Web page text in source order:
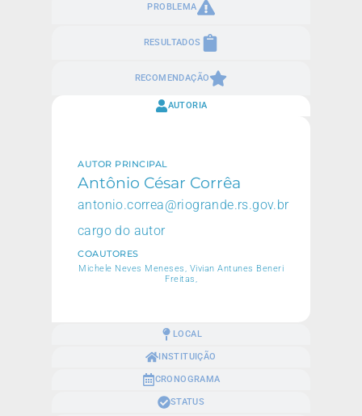
PROBLEMA
RESULTADOS
RECOMENDAÇÃO
AUTORIA
LOCAL
INSTITUIÇÃO
CRONOGRAMA
STATUS
AUTOR PRINCIPAL
Antônio César Corrêa
antonio.correa@riogrande.rs.gov.br
cargo do autor
COAUTORES
Michele Neves Meneses, Vivian Antunes Beneri
Freitas,